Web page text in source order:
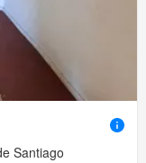
Santiago